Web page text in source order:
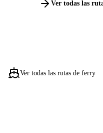
Ver todas las
Ver todas las rutas de ferry